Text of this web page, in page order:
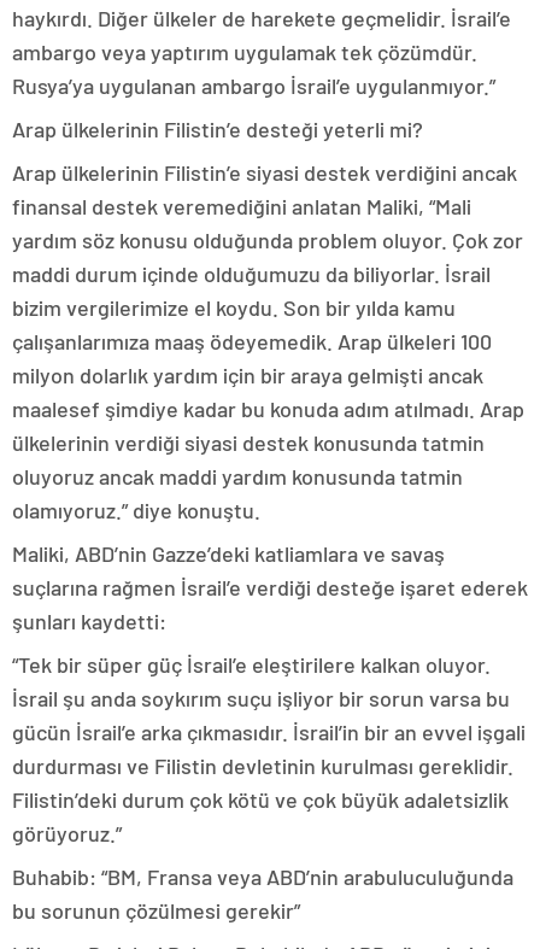
haykırdı. Diğer ülkeler de harekete geçmelidir. İsrail’e
ambargo veya yaptırım uygulamak tek çözümdür.
Rusya’ya uygulanan ambargo İsrail’e uygulanmıyor.”
Arap ülkelerinin Filistin’e desteği yeterli mi?
Arap ülkelerinin Filistin’e siyasi destek verdiğini ancak
finansal destek veremediğini anlatan Maliki, “Mali
yardım söz konusu olduğunda problem oluyor. Çok zor
maddi durum içinde olduğumuzu da biliyorlar. İsrail
bizim vergilerimize el koydu. Son bir yılda kamu
çalışanlarımıza maaş ödeyemedik. Arap ülkeleri 100
milyon dolarlık yardım için bir araya gelmişti ancak
maalesef şimdiye kadar bu konuda adım atılmadı. Arap
ülkelerinin verdiği siyasi destek konusunda tatmin
oluyoruz ancak maddi yardım konusunda tatmin
olamıyoruz.” diye konuştu.
Maliki, ABD’nin Gazze’deki katliamlara ve savaş
suçlarına rağmen İsrail’e verdiği desteğe işaret ederek
şunları kaydetti:
“Tek bir süper güç İsrail’e eleştirilere kalkan oluyor.
İsrail şu anda soykırım suçu işliyor bir sorun varsa bu
gücün İsrail’e arka çıkmasıdır. İsrail’in bir an evvel işgali
durdurması ve Filistin devletinin kurulması gereklidir.
Filistin’deki durum çok kötü ve çok büyük adaletsizlik
görüyoruz.”
Buhabib: “BM, Fransa veya ABD’nin arabuluculuğunda
bu sorunun çözülmesi gerekir”